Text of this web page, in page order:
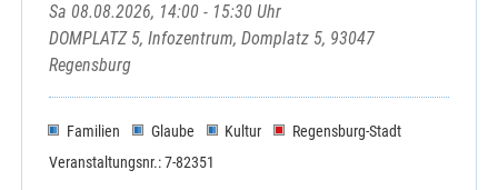
Sa 08.08.2026, 14:00 - 15:30 Uhr
DOMPLATZ 5, Infozentrum, Domplatz 5, 93047
Regensburg
Familien Glaube Kultur
Regensburg-Stadt
Veranstaltungsnr.: 7-82351